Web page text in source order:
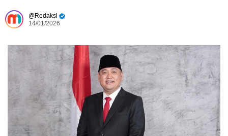
Redaksi
14/01/2026